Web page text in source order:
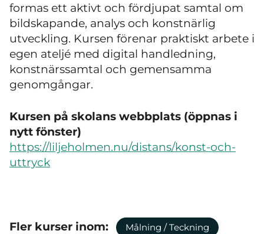
formas ett aktivt och fördjupat samtal om
bildskapande, analys och konstnärlig
utveckling. Kursen förenar praktiskt arbete i
egen ateljé med digital handledning,
konstnärssamtal och gemensamma
genomgångar.
Kursen på skolans webbplats (öppnas i
nytt fönster)
https://liljeholmen.nu/distans/konst-och-
uttryck
Fler kurser inom: Målning / Teckning